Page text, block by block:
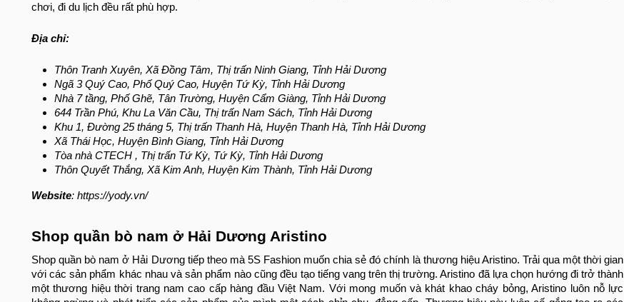
chơi, đi du lịch đều rất phù hợp.
Địa chỉ:
Thôn Tranh Xuyên, Xã Đồng Tâm, Thị trấn Ninh Giang, Tỉnh Hải Dương
Ngã 3 Quý Cao, Phố Quý Cao, Huyện Tứ Kỳ, Tỉnh Hải Dương
Nhà 7 tầng, Phố Ghẽ, Tân Trường, Huyện Cẩm Giàng, Tỉnh Hải Dương
644 Trần Phú, Khu La Văn Cầu, Thị trấn Nam Sách, Tỉnh Hải Dương
Khu 1, Đường 25 tháng 5, Thị trấn Thanh Hà, Huyện Thanh Hà, Tỉnh Hải Dương
Xã Thái Học, Huyện Bình Giang, Tỉnh Hải Dương
Tòa nhà CTECH , Thị trấn Tứ Kỳ, Tứ Kỳ, Tỉnh Hải Dương
Thôn Quyết Thắng, Xã Kim Anh, Huyện Kim Thành, Tỉnh Hải Dương
Website: https://yody.vn/
Shop quần bò nam ở Hải Dương Aristino
Shop quần bò nam ở Hải Dương tiếp theo mà 5S Fashion muốn chia sẻ đó chính là thương hiệu Aristino. Trải qua một thời gian
với các sản phẩm khác nhau và sản phẩm nào cũng đều tạo tiếng vang trên thị trường. Aristino đã lựa chọn hướng đi trở thành
một thương hiệu thời trang nam cao cấp hàng đầu Việt Nam. Với mong muốn và khát khao cháy bỏng, Aristino luôn nỗ lực